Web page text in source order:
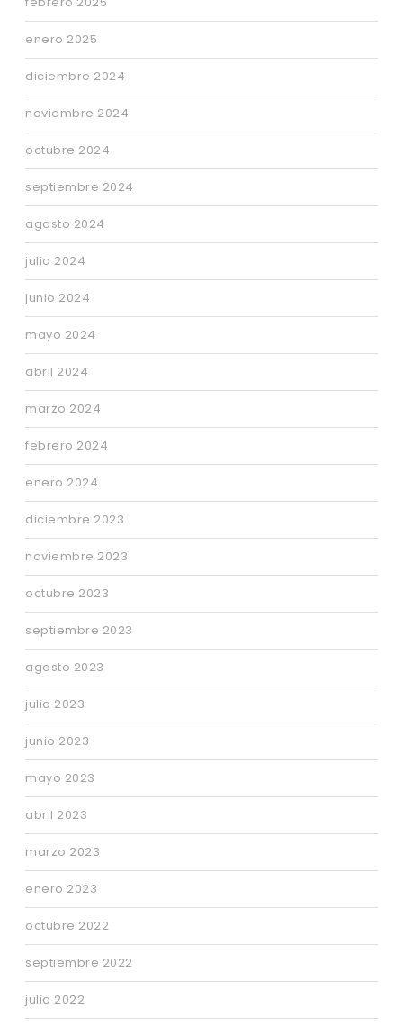
enero 2025
diciembre 2024
noviembre 2024
octubre 2024
septiembre 2024
agosto 2024
julio 2024
junio 2024
mayo 2024
abril 2024
marzo 2024
febrero 2024
enero 2024
diciembre 2023
noviembre 2023
octubre 2023
septiembre 2023
agosto 2023
julio 2023
junio 2023
mayo 2023
abril 2023
marzo 2023
enero 2023
octubre 2022
septiembre 2022
julio 2022